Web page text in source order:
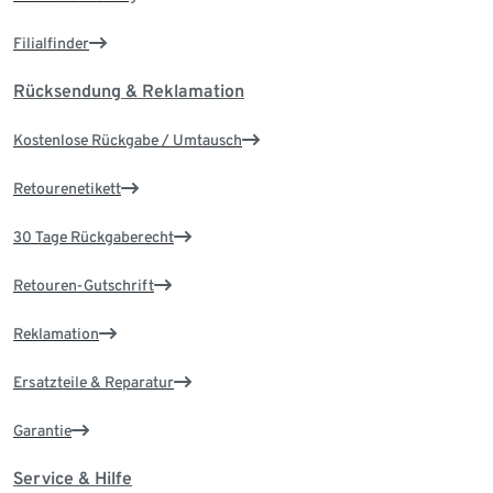
Filialfinder
Rücksendung & Reklamation
Kostenlose Rückgabe / Umtausch
Retourenetikett
30 Tage Rückgaberecht
Retouren-Gutschrift
Reklamation
Ersatzteile & Reparatur
Garantie
Service & Hilfe